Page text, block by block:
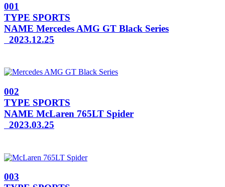
001
TYPE SPORTS
NAME Mercedes AMG GT Black Series
2023.12.25
002
TYPE SPORTS
NAME McLaren 765LT Spider
2023.03.25
003